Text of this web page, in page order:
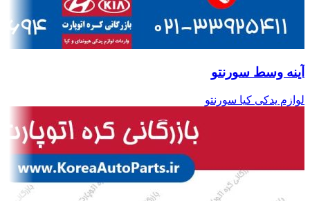
آینه وسط سورنتو
لوازم یدکی کیا سورنتو